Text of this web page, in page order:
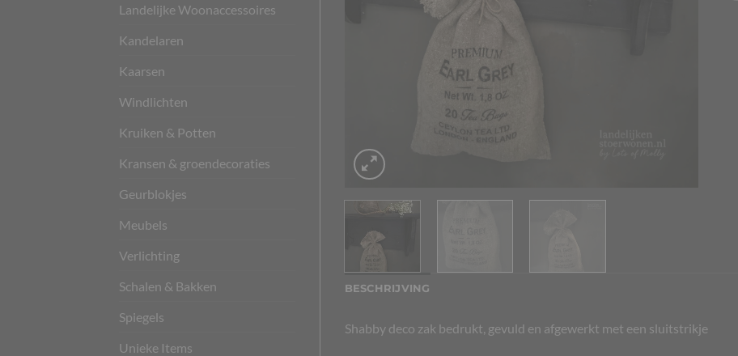
Landelijke Woonaccessoires
Kandelaren
Kaarsen
Windlichten
Kruiken & Potten
Kransen & groendecoraties
Geurblokjes
Meubels
Verlichting
Schalen & Bakken
Spiegels
Unieke Items
BESCHRIJVING
Shabby deco zak bedrukt, gevuld en afgewerkt met een sluitstrikje